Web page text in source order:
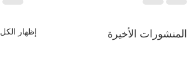
المنشورات الأخيرة إظهار الكل